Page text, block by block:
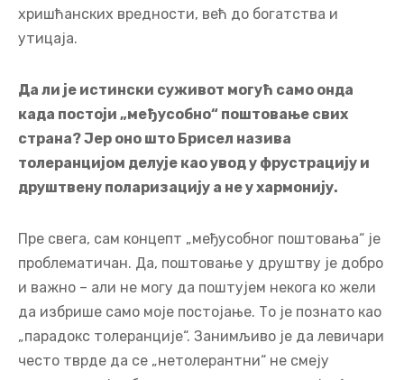
хришћанских вредности, већ до богатства и
утицаја.
Да ли је истински суживот могућ само онда
када постоји „међусобно“ поштовање свих
страна? Јер оно што Брисел назива
толеранцијом делује као увод у фрустрацију и
друштвену поларизацију а не у хармонију.
Пре свега, сам концепт „међусобног поштовања“ је
проблематичан. Да, поштовање у друштву је добро
и важно – али не могу да поштујем некога ко жели
да избрише само моје постојање. То је познато као
„парадокс толеранције“. Занимљиво је да левичари
често тврде да се „нетолерантни“ не смеју